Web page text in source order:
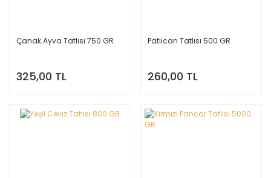
Çanak Ayva Tatlısı 750 GR
325,00 TL
Patlıcan Tatlısı 500 GR
260,00 TL